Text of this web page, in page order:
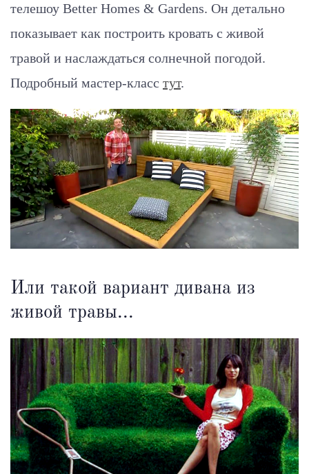
телешоу Better Homes & Gardens. Он детально
показывает как построить кровать с живой
травой и наслаждаться солнечной погодой.
Подробный мастер-класс тут.
Или такой вариант дивана из
живой травы...